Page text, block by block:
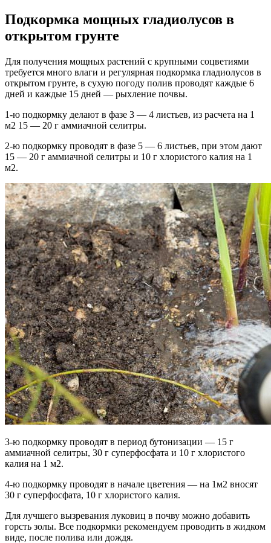
Подкормка мощных гладиолусов в
открытом грунте
Для получения мощных растений с крупными соцветиями
требуется много влаги и регулярная подкормка гладиолусов в
открытом грунте, в сухую погоду полив проводят каждые 6
дней и каждые 15 дней — рыхление почвы.
1-ю подкормку делают в фазе 3 — 4 листьев, из расчета на 1
м2 15 — 20 г аммиачной селитры.
2-ю подкормку проводят в фазе 5 — 6 листьев, при этом дают
15 — 20 г аммиачной селитры и 10 г хлористого калия на 1
м2.
3-ю подкормку проводят в период бутонизации — 15 г
аммиачной селитры, 30 г суперфосфата и 10 г хлористого
калия на 1 м2.
4-ю подкормку проводят в начале цветения — на 1м2 вносят
30 г суперфосфата, 10 г хлористого калия.
Для лучшего вызревания луковиц в почву можно добавить
горсть золы. Все подкормки рекомендуем проводить в жидком
виде, после полива или дождя.